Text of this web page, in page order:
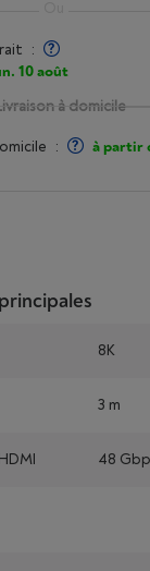
à domicile
: à partir
:
10 août
8K
3 m
48